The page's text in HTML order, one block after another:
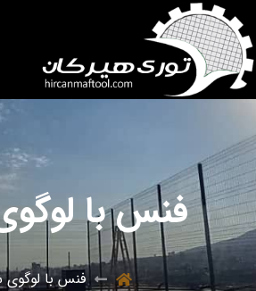
فنس با
فنس با لوگوی